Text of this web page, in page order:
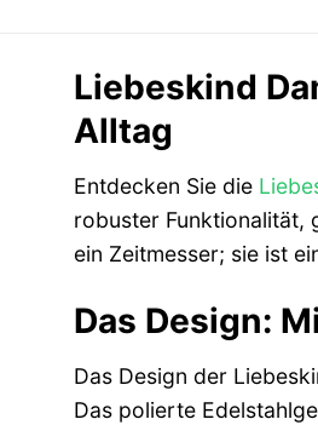
Liebeskind
Alltag
Entdecken Sie die
robuster Funktionalität,
ein Zeitmesser; sie ist
Das Design:
Das Design der
Das polierte